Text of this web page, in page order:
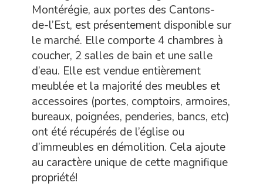
Montérégie, aux portes des Cantons-
de-l’Est, est présentement disponible sur
le marché. Elle comporte 4 chambres à
coucher, 2 salles de bain et une salle
d’eau. Elle est vendue entièrement
meublée et la majorité des meubles et
accessoires (portes, comptoirs, armoires,
bureaux, poignées, penderies, bancs, etc)
ont été récupérés de l’église ou
d’immeubles en démolition. Cela ajoute
au caractère unique de cette magnifique
propriété!